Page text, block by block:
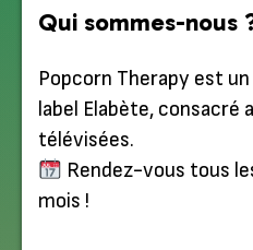
Qui sommes-nous
Popcorn Therapy est
label Elabète, consacré
télévisées.
Rendez-vous tous
mois !